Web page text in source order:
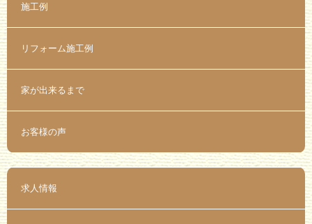
施工例
リフォーム施工例
家が出来るまで
お客様の声
求人情報